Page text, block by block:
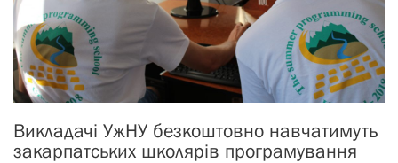
Викладачі УжНУ безкоштовно навчатимуть
закарпатських школярів програмування